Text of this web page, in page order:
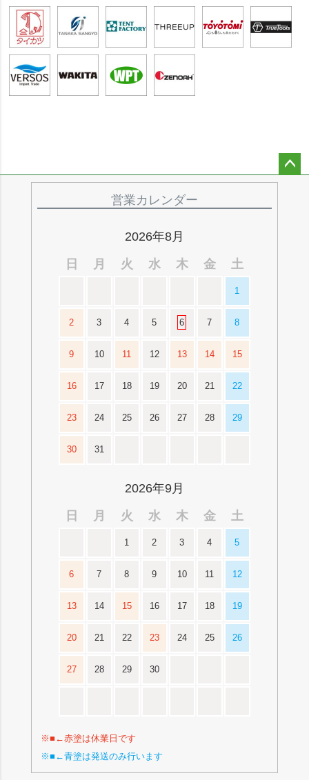
営業カレンダー
2026年8月
日
月 火 水 木 金 土
1
2 3 4 5 6 7 8
9 10 11 12 13 14 15
16 17 18 19 20 21 22
23 24 25 26 27 28 29
30 31
2026年9月
日
月 火 水 木 金 土
1 2 3 4 5
6 7 8 9 10 11 12
13 14 15 16 17 18 19
20 21 22 23 24 25 26
27 28 29 30
※■←赤塗は休業日です
※■←青塗は発送のみ行います